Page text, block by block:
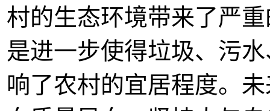
村的生态环境带来了严
是进一步使得垃圾、污
响了农村的宜居程度。